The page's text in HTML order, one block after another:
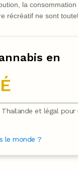
la
récréatif ne sont
en
et légal pour
le monde ?